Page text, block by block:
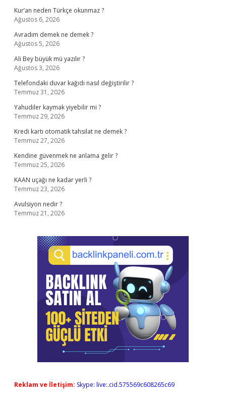
Kur’an neden Türkçe okunmaz ?
Ağustos 6, 2026
Avradım demek ne demek ?
Ağustos 5, 2026
Ali Bey büyük mü yazılır ?
Ağustos 3, 2026
Telefondaki duvar kağıdı nasıl değiştirilir ?
Temmuz 31, 2026
Yahudiler kaymak yiyebilir mi ?
Temmuz 29, 2026
Kredi kartı otomatik tahsilat ne demek ?
Temmuz 27, 2026
Kendine güvenmek ne anlama gelir ?
Temmuz 25, 2026
KAAN uçağı ne kadar yerli ?
Temmuz 23, 2026
Avulsiyon nedir ?
Temmuz 21, 2026
Reklam ve İletişim: Skype: live:.cid.575569c608265c69